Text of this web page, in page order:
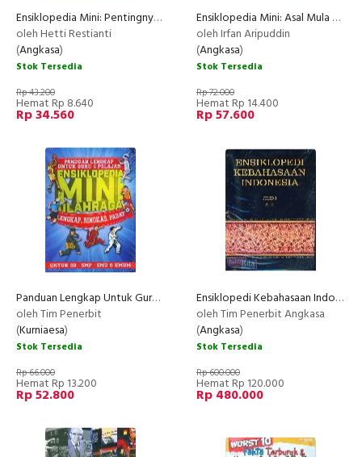
Ensiklopedia Mini: Pentingnya Dunia Kesekretarisan (Full Color)
oleh Hetti Restianti
(Angkasa)
Stok Tersedia
Rp 43.200
Hemat Rp 8.640
Rp 34.560
Ensiklopedia Mini: Asal Mula Profesi Perawat (Full Color)
oleh Irfan Aripuddin
(Angkasa)
Stok Tersedia
Rp 72.000
Hemat Rp 14.400
Rp 57.600
Panduan Lengkap Untuk Guru dan Pelajar (Ensiklopedia Mini Olahraga)
oleh Tim Penerbit
(Kurniaesa)
Stok Tersedia
Rp 66.000
Hemat Rp 13.200
Rp 52.800
Ensiklopedi Kebahasaan Indonesia Jilid I-IV (SC)
oleh Tim Penerbit Angkasa
(Angkasa)
Stok Tersedia
Rp 600.000
Hemat Rp 120.000
Rp 480.000